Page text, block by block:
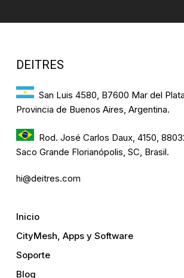
DEITRES
San Luis 4580, B7600 Mar del
Provincia de Buenos Aires, Argentina.
Rod. José Carlos Daux, 4150,
Saco Grande Florianópolis, SC, Brasil.
hi@deitres.com
Inicio
CityMesh, Apps y Software
Soporte
Blog